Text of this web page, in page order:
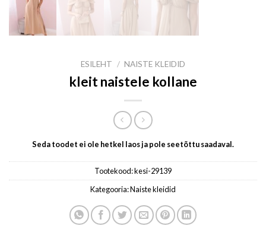
ESILEHT / NAISTE KLEIDID
kleit naistele kollane
Seda toodet ei ole hetkel laos ja pole seetõttu saadaval.
Tootekood:kesi-29139
Kategooria:Naiste kleidid